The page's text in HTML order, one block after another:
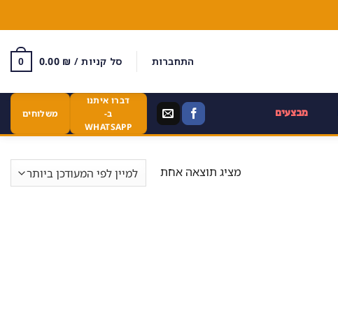
התחברות סל קניות / 0.00 ₪
0
מבצעים
דברו איתנו
ב-
WHATSAPP
משלוחים
מציג תוצאה אחת